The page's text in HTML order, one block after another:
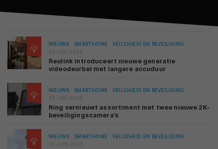
NIEUWS SMARTHOME
VEILIGHEID EN BEVEILIGING
23 JULI 2026
Reolink introduceert nieuwe generatie
videodeurbel met langere accuduur
NIEUWS SMARTHOME
VEILIGHEID EN BEVEILIGING
23 JULI 2026
Ring vernieuwt assortiment met twee nieuwe 2K-
beveiligingscamera’s
NIEUWS SMARTHOME
VEILIGHEID EN BEVEILIGING
25 JUNI 2025